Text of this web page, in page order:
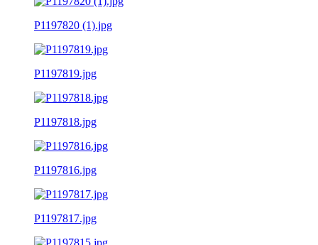
P1197820 (1).jpg
P1197819.jpg
P1197818.jpg
P1197816.jpg
P1197817.jpg